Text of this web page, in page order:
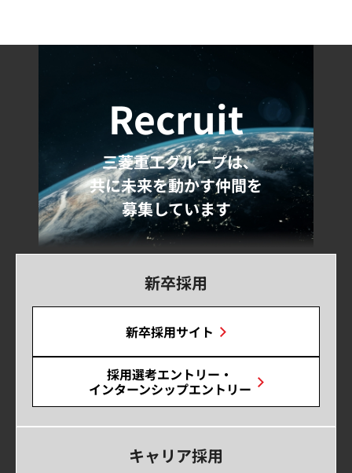
Recruit
三菱重工グループは､
共に未来を動かす仲間を
募集しています
新卒採用
新卒採用サイト
採用選考エントリー・
インターンシップエントリー
キャリア採用